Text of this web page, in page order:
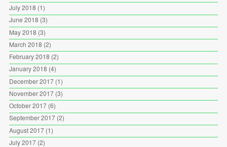
July 2018 (1)
June 2018 (3)
May 2018 (3)
March 2018 (2)
February 2018 (2)
January 2018 (4)
December 2017(1)
November 2017(3)
October 2017(6)
September 2017(2)
August 2017(1)
July 2017(2)